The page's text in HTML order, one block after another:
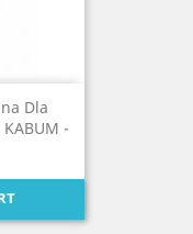
Dla
-